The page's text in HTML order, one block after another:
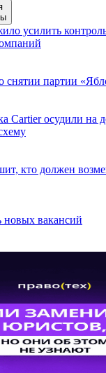
усилить
снятии партии
Cartier осудили на
кто должен
вакансий